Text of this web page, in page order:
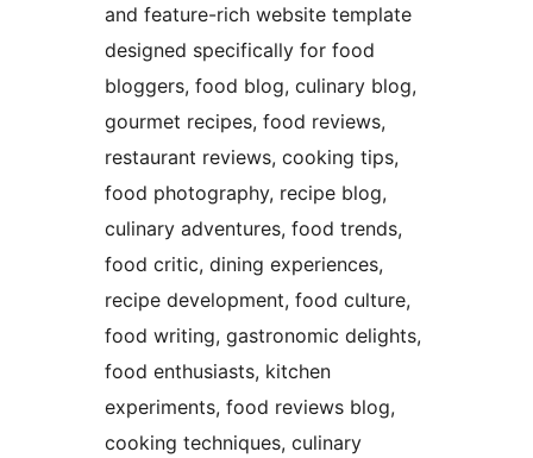
and feature-rich website template
designed specifically for food
bloggers, food blog, culinary blog,
gourmet recipes, food reviews,
restaurant reviews, cooking tips,
food photography, recipe blog,
culinary adventures, food trends,
food critic, dining experiences,
recipe development, food culture,
food writing, gastronomic delights,
food enthusiasts, kitchen
experiments, food reviews blog,
cooking techniques, culinary